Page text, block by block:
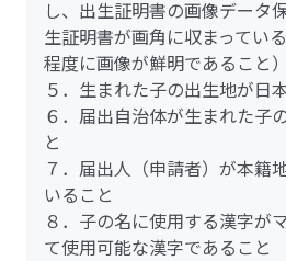
し、出生証明書の画像データ
生証明書が画角に収まってい
程度に画像が鮮明であること）
５．生まれた子の出生地が日
６．届出自治体が生まれた子
と
７．届出人（申請者）が本籍
いること
８．子の名に使用する漢字が
て使用可能な漢字であること